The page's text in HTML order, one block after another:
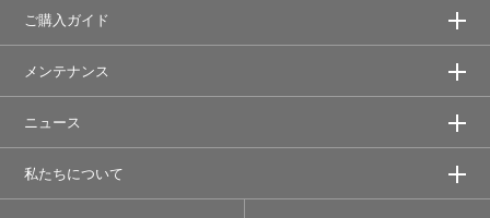
ご購入ガイド
メンテナンス
ニュース
私たちについて